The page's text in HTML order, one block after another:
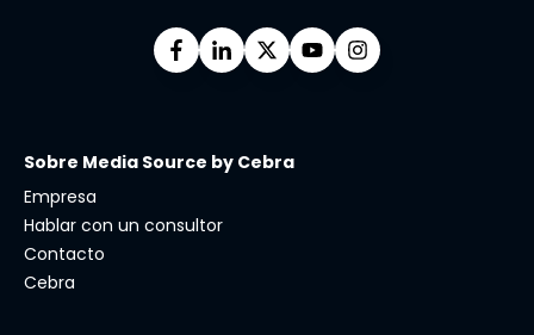
Sobre Media Source by Cebra
Empresa
Hablar con un consultor
Contacto
Cebra